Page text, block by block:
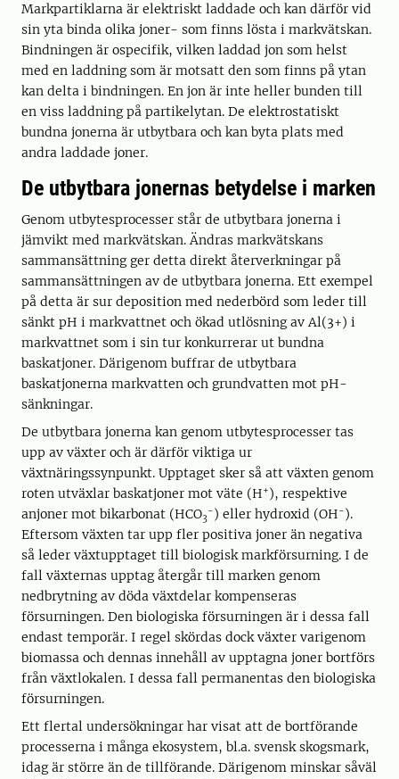
Markpartiklarna är elektriskt laddade och kan därför vid
sin yta binda olika joner- som finns lösta i markvätskan.
Bindningen är ospecifik, vilken laddad jon som helst
med en laddning som är motsatt den som finns på ytan
kan delta i bindningen. En jon är inte heller bunden till
en viss laddning på partikelytan. De elektrostatiskt
bundna jonerna är utbytbara och kan byta plats med
andra laddade joner.
De utbytbara jonernas betydelse i marken
Genom utbytesprocesser står de utbytbara jonerna i
jämvikt med markvätskan. Ändras markvätskans
sammansättning ger detta direkt återverkningar på
sammansättningen av de utbytbara jonerna. Ett exempel
på detta är sur deposition med nederbörd som leder till
sänkt pH i markvattnet och ökad utlösning av Al(3+) i
markvattnet som i sin tur konkurrerar ut bundna
baskatjoner. Därigenom buffrar de utbytbara
baskatjonerna markvatten och grundvatten mot pH-
sänkningar.
De utbytbara jonerna kan genom utbytesprocesser tas
upp av växter och är därför viktiga ur
växtnäringssynpunkt. Upptaget sker så att växten genom
roten utväxlar baskatjoner mot väte (H+), respektive
anjoner mot bikarbonat (HCO3
-) eller hydroxid (OH-).
Eftersom växten tar upp fler positiva joner än negativa
så leder växtupptaget till biologisk markförsurning. I de
fall växternas upptag återgår till marken genom
nedbrytning av döda växtdelar kompenseras
försurningen. Den biologiska försurningen är i dessa fall
endast temporär. I regel skördas dock växter varigenom
biomassa och dennas innehåll av upptagna joner bortförs
från växtlokalen. I dessa fall permanentas den biologiska
försurningen.
Ett flertal undersökningar har visat att de bortförande
processerna i många ekosystem, bl.a. svensk skogsmark,
idag är större än de tillförande. Därigenom minskar såväl